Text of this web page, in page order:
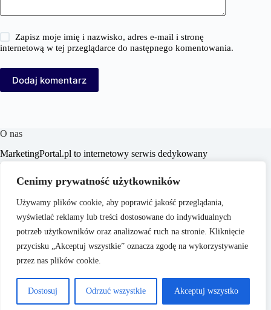
Cenimy prywatność użytkowników
Używamy plików cookie, aby poprawić jakość przeglądania,
wyświetlać reklamy lub treści dostosowane do indywidualnych
potrzeb użytkowników oraz analizować ruch na stronie. Kliknięcie
przycisku „Akceptuj wszystkie” oznacza zgodę na wykorzystywanie
przez nas plików cookie.
Dostosuj Odrzuć wszystkie Akceptuj wszystko
Zapisz moje imię i nazwisko, adres e-mail i stronę
internetową w tej przeglądarce do następnego komentowania.
Dodaj komentarz
O nas
MarketingPortal.pl to internetowy serwis dedykowany
profesjonalistom i entuzjastom branży marketingowej,
oferujący szeroki wachlarz informacji, analiz oraz
praktycznych porad z zakresu marketingu, biznesu, e-
commerce, SEO/SEM, content marketingu i mediów
społecznościowych. Portal ma na celu wspieranie czytelników
w poszerzaniu wiedzy i doskonaleniu umiejętności,
dostarczając aktualnych treści dostosowanych do dynamicznie
zmieniającego się rynku.